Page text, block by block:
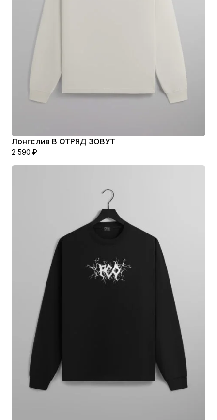
Лонгслив В ОТРЯД ЗОВУТ
2 590 ₽